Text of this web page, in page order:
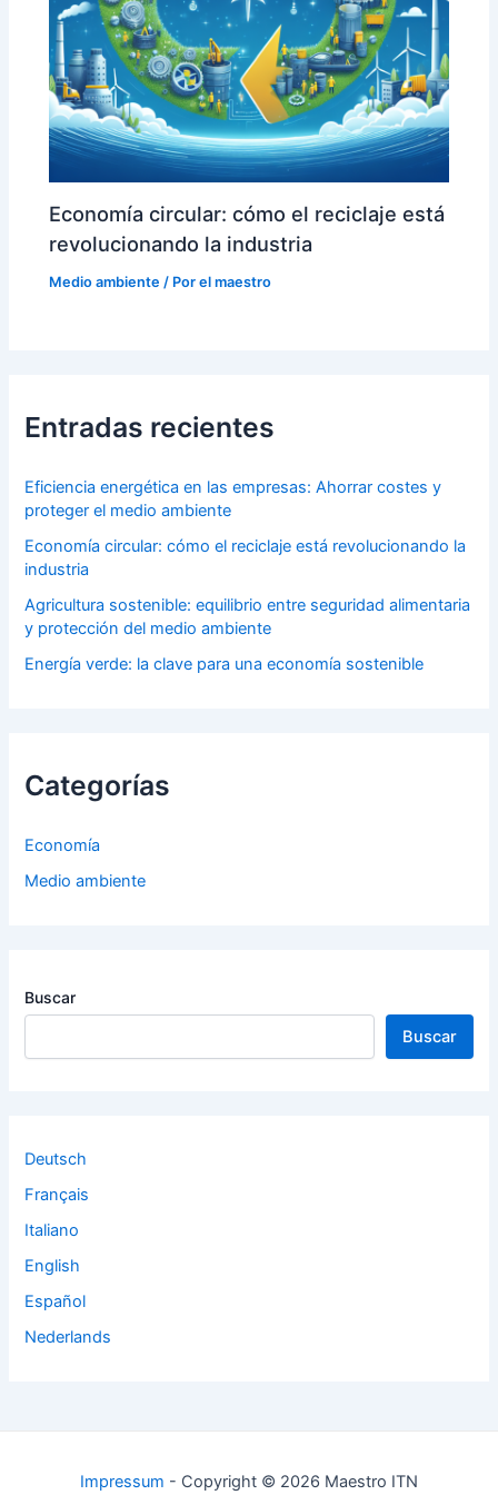
Economía circular: cómo el reciclaje está
revolucionando la industria
Medio ambiente / Porel maestro
Entradas recientes
Eficiencia energética en las empresas: Ahorrar costes y
proteger el medio ambiente
Economía circular: cómo el reciclaje está revolucionando la
industria
Agricultura sostenible: equilibrio entre seguridad alimentaria
y protección del medio ambiente
Energía verde: la clave para una economía sostenible
Categorías
Economía
Medio ambiente
Buscar
Buscar
Deutsch
Français
Italiano
English
Español
Nederlands
Impressum - Copyright © 2026 Maestro ITN